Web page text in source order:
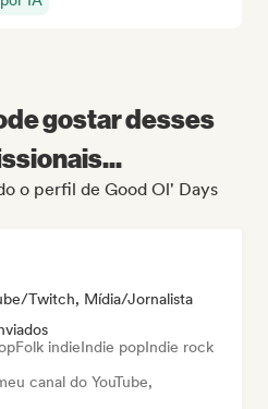
gostar desses
o perfil de Good Ol' Days
Twitch, Mídia/Jornalista
Folk indieIndie popIndie rock
canal do YouTube,